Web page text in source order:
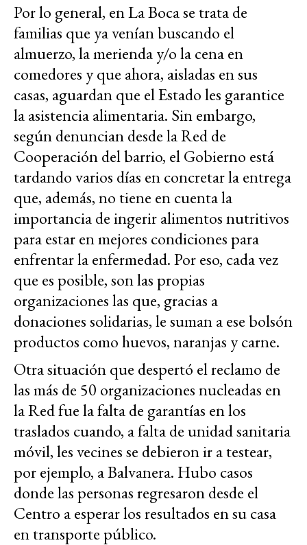
Por lo general, en La Boca se trata de
familias que ya venían buscando el
almuerzo, la merienda y/o la cena en
comedores y que ahora, aisladas en sus
casas, aguardan que el Estado les garantice
la asistencia alimentaria. Sin embargo,
según denuncian desde la Red de
Cooperación del barrio, el Gobierno está
tardando varios días en concretar la entrega
que, además, no tiene en cuenta la
importancia de ingerir alimentos nutritivos
para estar en mejores condiciones para
enfrentar la enfermedad. Por eso, cada vez
que es posible, son las propias
organizaciones las que, gracias a
donaciones solidarias, le suman a ese bolsón
productos como huevos, naranjas y carne.
Otra situación que despertó el reclamo de
las más de 50 organizaciones nucleadas en
la Red fue la falta de garantías en los
traslados cuando, a falta de unidad sanitaria
móvil, les vecines se debieron ir a testear,
por ejemplo, a Balvanera. Hubo casos
donde las personas regresaron desde el
Centro a esperar los resultados en su casa
en transporte público.